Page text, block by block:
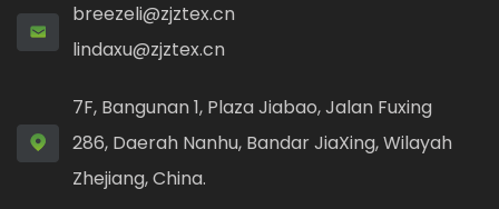
breezeli@zjztex.cn
lindaxu@zjztex.cn
7F, Bangunan 1, Plaza Jiabao, Jalan Fuxing
286, Daerah Nanhu, Bandar JiaXing, Wilayah
Zhejiang, China.